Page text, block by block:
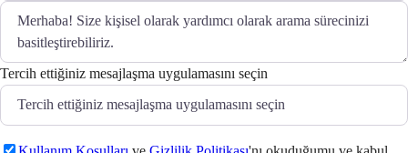
Tercih ettiğiniz mesajlaşma uygulamasını seçin